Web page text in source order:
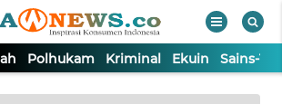
Polhukam Kriminal Ekuin Sains-